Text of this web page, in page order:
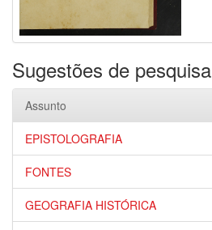
Sugestões de pesquisa
Assunto
EPISTOLOGRAFIA
FONTES
GEOGRAFIA HISTÓRICA